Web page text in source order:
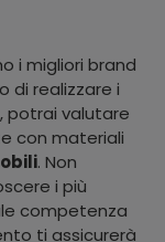
i migliori brand
di realizzare i
potrai valutare
con materiali
. Non
i più
competenza
ti assicurerà